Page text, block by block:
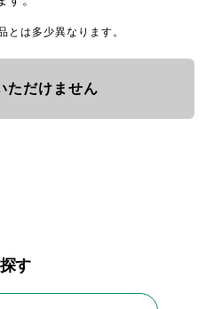
は多少異なります。
ただけません
探す